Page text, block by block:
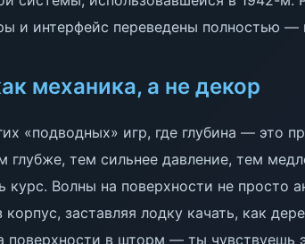
и интерфейс переведены полностью —
механика, а не декор
«подводных» игр, где глубина — это
глубже, тем сильнее давление, тем
курс. Волны на поверхности не просто
корпус, заставляя лодку качать, как
поверхности в шторм — ты чувствуешь